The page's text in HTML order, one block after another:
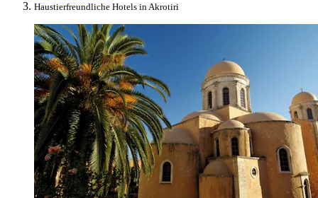
Haustierfreundliche Hotels in Akrotiri